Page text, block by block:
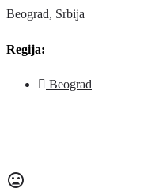
Beograd, Srbija
Regija:
Beograd